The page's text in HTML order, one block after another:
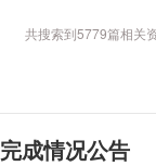
消息面上，国家
发电量占比达到
，高乐股份一字
年一季度国内AI
共搜索到5779篇相关
成情况公告